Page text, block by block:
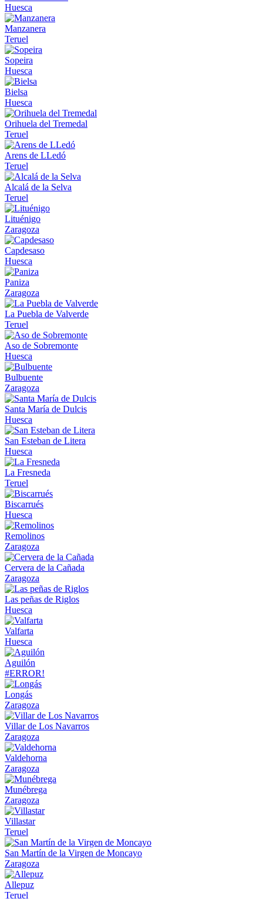
Huesca
Manzanera
Teruel
Sopeira
Huesca
Bielsa
Huesca
Orihuela del Tremedal
Teruel
Arens de LLedó
Teruel
Alcalá de la Selva
Teruel
Lituénigo
Zaragoza
Capdesaso
Huesca
Paniza
Zaragoza
La Puebla de Valverde
Teruel
Aso de Sobremonte
Huesca
Bulbuente
Zaragoza
Santa María de Dulcis
Huesca
San Esteban de Litera
Huesca
La Fresneda
Teruel
Biscarrués
Huesca
Remolinos
Zaragoza
Cervera de la Cañada
Zaragoza
Las peñas de Riglos
Huesca
Valfarta
Huesca
Aguilón
#ERROR!
Longás
Zaragoza
Villar de Los Navarros
Zaragoza
Valdehorna
Zaragoza
Munébrega
Zaragoza
Villastar
Teruel
San Martín de la Virgen de Moncayo
Zaragoza
Allepuz
Teruel